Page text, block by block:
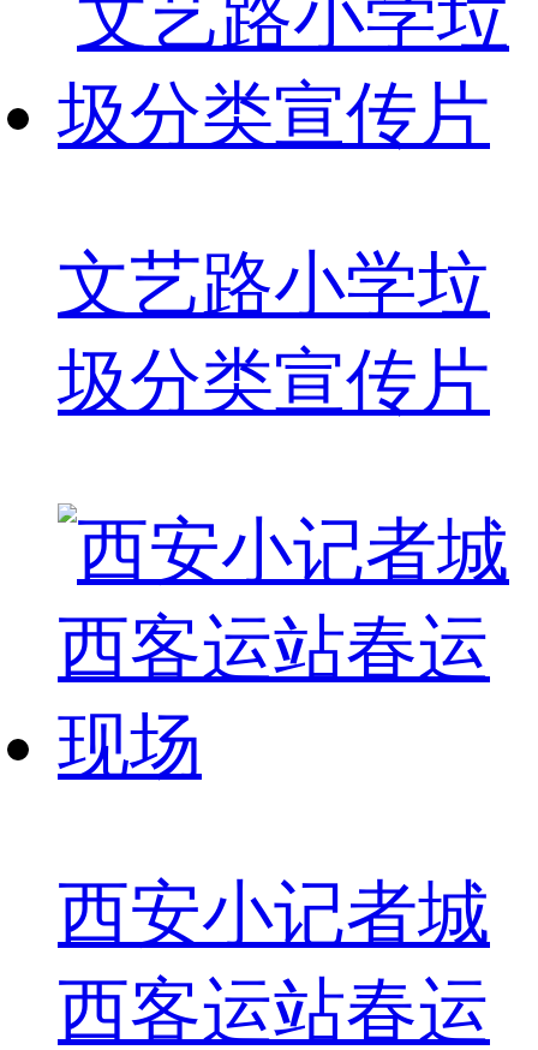
文艺路小学垃
圾分类宣传片
西安小记者城
西客运站春运